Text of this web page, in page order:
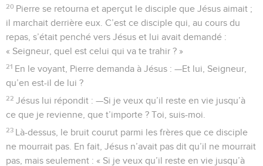
20 Pierre se retourna et aperçut le disciple que Jésus aimait ;
il marchait derrière eux. C’est ce disciple qui, au cours du
repas, s’était penché vers Jésus et lui avait demandé :
« Seigneur, quel est celui qui va te trahir ? »
21 En le voyant, Pierre demanda à Jésus : —Et lui, Seigneur,
qu’en est-il de lui ?
22 Jésus lui répondit : —Si je veux qu’il reste en vie jusqu’à
ce que je revienne, que t’importe ? Toi, suis-moi.
23 Là-dessus, le bruit courut parmi les frères que ce disciple
ne mourrait pas. En fait, Jésus n’avait pas dit qu’il ne mourrait
pas, mais seulement : « Si je veux qu’il reste en vie jusqu’à